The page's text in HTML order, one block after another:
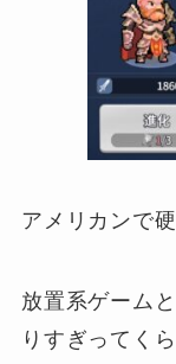
アメリカンで
放置系ゲーム
りすぎってく